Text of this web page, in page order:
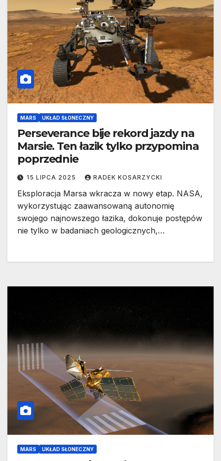
MARS UKŁAD SŁONECZNY
Perseverance bije rekord jazdy na
Marsie. Ten łazik tylko przypomina
poprzednie
15 LIPCA 2025 RADEK KOSARZYCKI
Eksploracja Marsa wkracza w nowy etap. NASA,
wykorzystując zaawansowaną autonomię
swojego najnowszego łazika, dokonuje postępów
nie tylko w badaniach geologicznych,…
MARS UKŁAD SŁONECZNY